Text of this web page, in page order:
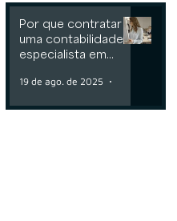
Por que contratar
uma contabilidade
especialista em
investimentos
19 de ago. de 2025